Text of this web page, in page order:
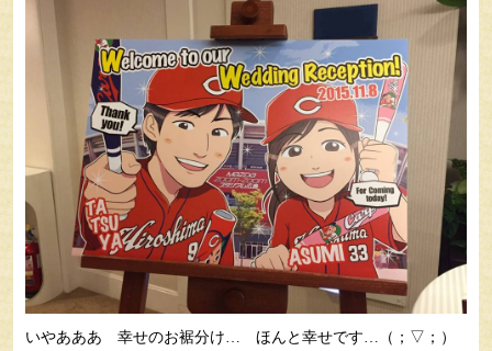
いやあああ 幸せのお裾分け… ほんと幸せです…（；▽；）